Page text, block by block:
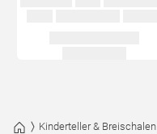
Kinderteller & Breischalen